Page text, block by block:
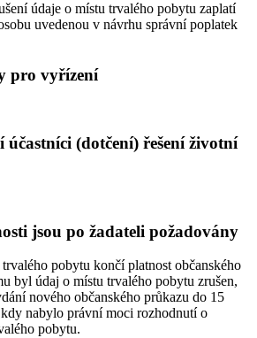
údaje o místu trvalého pobytu zaplatí
uvedenou v návrhu správní poplatek
pro vyřízení
účastníci (dotčení) řešení životní
jsou po žadateli požadovány
pobytu končí platnost občanského
byl údaj o místu trvalého pobytu zrušen,
nového občanského průkazu do 15
nabylo právní moci rozhodnutí o
pobytu.